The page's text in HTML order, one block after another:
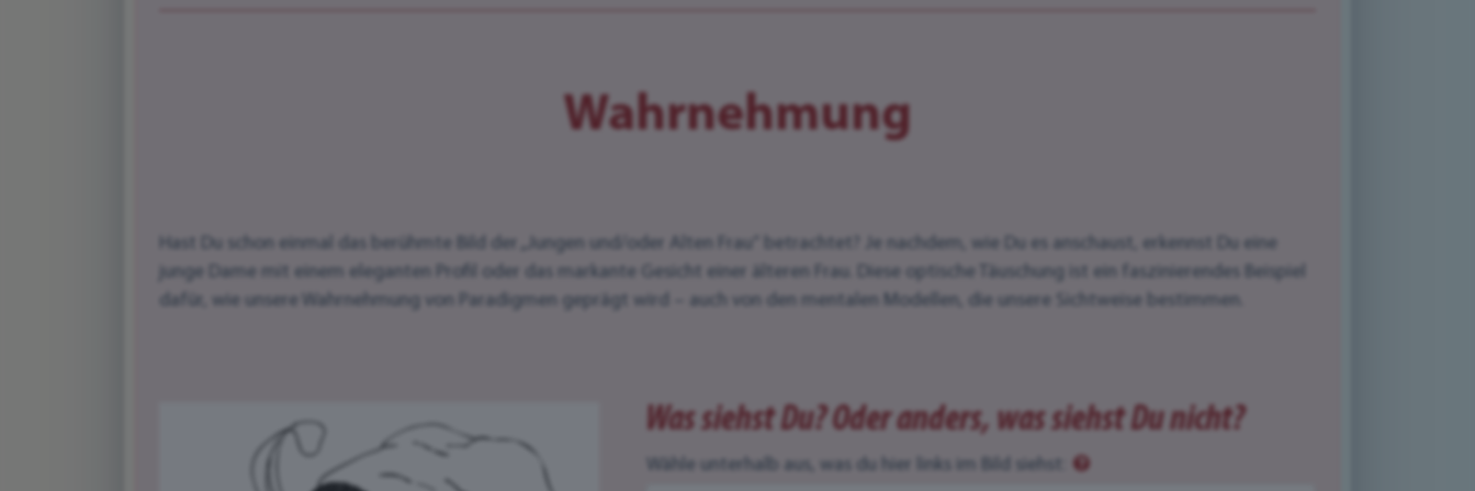
Wahrnehmung
Hast Du schon einmal das berühmte Bild der „Jungen und/oder Alten Frau“ betrachtet? Je nachdem, wie Du es anschaust, erkennst Du eine
junge Dame mit einem eleganten Profil oder das markante Gesicht einer älteren Frau. Diese optische Täuschung ist ein faszinierendes Beispiel
dafür, wie unsere Wahrnehmung von Paradigmen geprägt wird – auch von den mentalen Modellen, die unsere Sichtweise bestimmen.
Was siehst Du? Oder anders, was siehst Du nicht?
Wähle unterhalb aus, was du hier links im Bild siehst: